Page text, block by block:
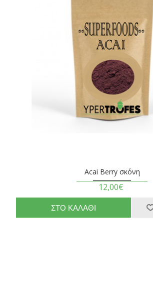
Acai Berry σκόνη
12,00€